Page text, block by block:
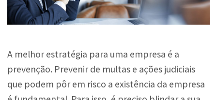
A melhor estratégia para uma empresa é a
prevenção. Prevenir de multas e ações judiciais
que podem pôr em risco a existência da empresa